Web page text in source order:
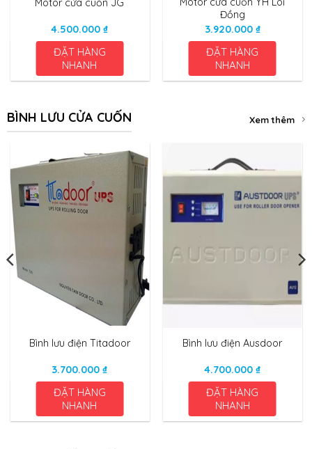
Motor cửa cuốn JG
4.500.000₫
ĐẶT HÀNG
NHANH
Đồng
3.920.000 ₫
ĐẶT HÀNG
NHANH
BÌNH LƯU CỬA CUỐN Xem thêm
Bình lưu điện Titadoor
3.700.000₫
ĐẶT HÀNG
NHANH
Bình lưu điện Ausdoor
4.700.000₫
ĐẶT HÀNG
NHANH